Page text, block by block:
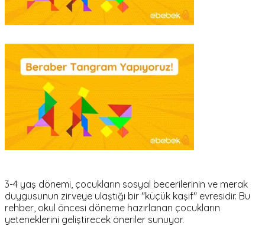
3-4 yaş dönemi, çocukların sosyal becerilerinin ve merak
duygusunun zirveye ulaştığı bir "küçük kaşif" evresidir. Bu
rehber, okul öncesi döneme hazırlanan çocukların
yeteneklerini geliştirecek öneriler sunuyor.